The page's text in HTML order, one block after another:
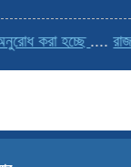
করা হচ্ছে....